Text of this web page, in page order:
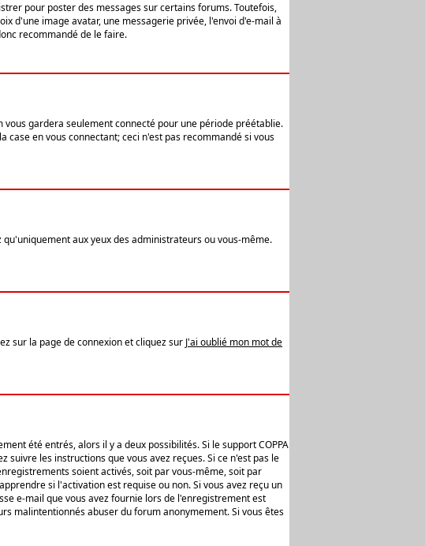
pour poster des messages sur certains forums. Toutefois,
d'une image avatar, une messagerie privée, l'envoi d'e-mail à
recommandé de le faire.
vous gardera seulement connecté pour une période préétablie.
en vous connectant; ceci n'est pas recommandé si vous
aux yeux des administrateurs ou vous-même.
sur la page de connexion et cliquez sur J'ai oublié mon mot de
été entrés, alors il y a deux possibilités. Si le support COPPA
suivre les instructions que vous avez reçues. Si ce n'est pas le
soient activés, soit par vous-même, soit par
si l'activation est requise ou non. Si vous avez reçu un
e-mail que vous avez fournie lors de l'enregistrement est
malintentionnés abuser du forum anonymement. Si vous êtes